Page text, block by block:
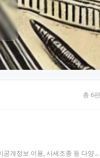
총 6편
개정보 이용, 시세조종 등 다양한